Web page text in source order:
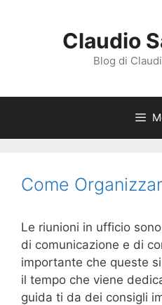
Claudio
Blog di
Come
Le riunioni in ufficio
di comunicazione e di
importante che queste
il tempo che viene
guida ti da dei consigli